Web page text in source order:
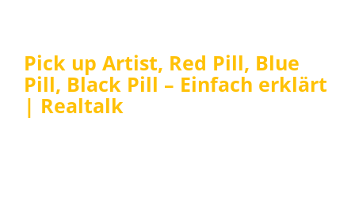
Pick up Artist, Red Pill, Blue
Pill, Black Pill – Einfach erklärt
| Realtalk